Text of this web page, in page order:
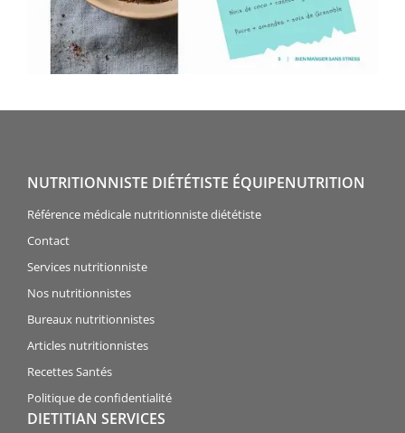
NUTRITIONNISTE DIÉTÉTISTE ÉQUIPENUTRITION
Référence médicale nutritionniste diététiste
Contact
Services nutritionniste
Nos nutritionnistes
Bureaux nutritionnistes
Articles nutritionnistes
Recettes Santés
Politique de confidentialité
DIETITIAN SERVICES